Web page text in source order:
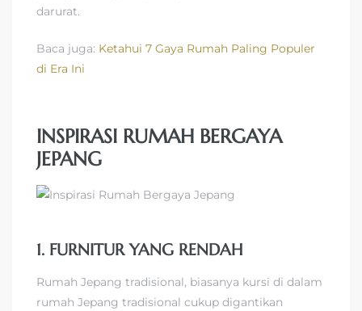
darurat.
Baca juga: Ketahui 7 Gaya Rumah Paling Populer
di Era Ini
INSPIRASI RUMAH BERGAYA
JEPANG
1. FURNITUR YANG RENDAH
Rumah Jepang tradisional, biasanya kursi di dalam
rumah Jepang tradisional cukup digantikan